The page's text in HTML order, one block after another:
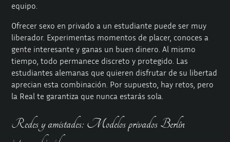
equipo.
Ofrecer sexo en privado a un estudiante puede ser muy
liberador. Experimentas momentos de placer, conoces a
gente interesante y ganas un buen dinero. Al mismo
tiempo, todo permanece discreto y protegido. Las
estudiantes alemanas que quieren disfrutar de su libertad
aprecian esta combinación. Por supuesto, hay retos, pero
la Real te garantiza que nunca estarás sola.
Redes y amistades: Modelos privados Berlín